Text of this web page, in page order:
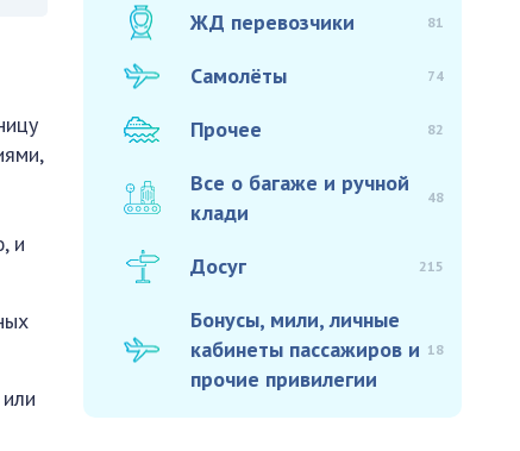
и
ЖД перевозчики 81
Самолёты 74
Прочее 82
Все о багаже и ручной
клади
48
Досуг 215
Бонусы, мили, личные
кабинеты пассажиров и
прочие привилегии
18